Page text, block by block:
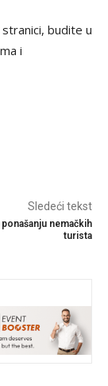
stranici, budite u
i
Sledeći tekst
nemačkih
turista